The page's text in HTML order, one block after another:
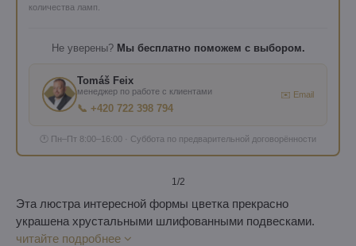
количества ламп.
Не уверены? Мы бесплатно поможем с выбором.
Tomáš Feix
менеджер по работе с клиентами
📞 +420 722 398 794
✉️ Email
🕐 Пн–Пт 8:00–16:00 · Суббота по предварительной договорённости
1/2
Эта люстра интересной формы цветка прекрасно
украшена хрустальными шлифованными подвесками.
читайте подробнее